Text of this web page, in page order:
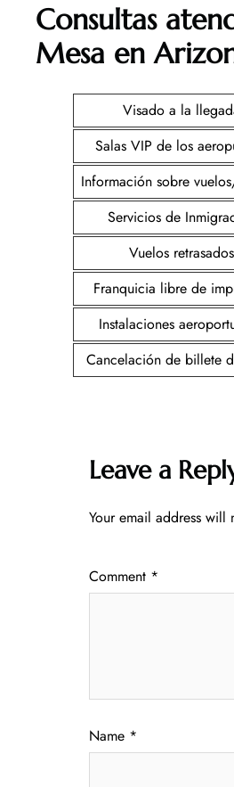
Consultas
Mesa en
Visado a la
Salas VIP de los
Información sobre
Servicios de
Vuelos retrasados
Franquicia libre de
Instalaciones
Cancelación de billete
Leave a
Your email address will
Comment *
Name *